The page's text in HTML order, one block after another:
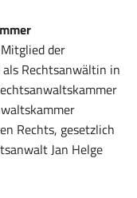
der
Rechtsanwältin in
Rechts, gesetzlich
Jan Helge